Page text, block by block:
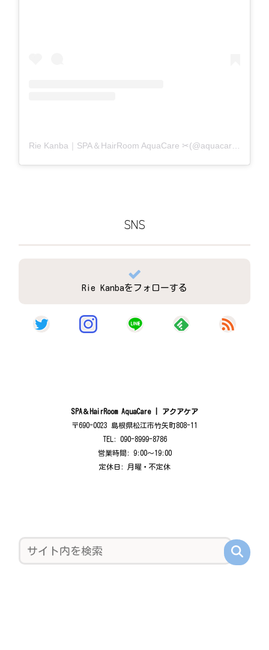
SNS
Rie Kanbaをフォローする
SPA＆HairRoom AquaCare | アクアケア
〒690-0023 島根県松江市竹矢町808-11
TEL: 090-8999-8786
営業時間: 9:00〜19:00
定休日: 月曜・不定休